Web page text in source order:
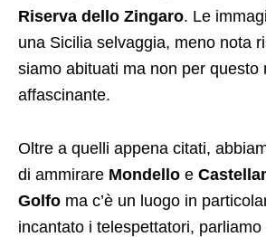
Riserva dello Zingaro. Le
una Sicilia selvaggia, meno nota
siamo abituati ma non per questo
affascinante.
Oltre a quelli appena citati,
di ammirare Mondello e
Golfo ma c’è un luogo in
incantato i telespettatori, parliamo